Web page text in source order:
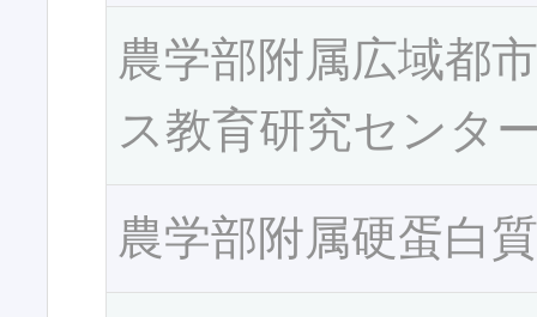
農学部附属広域都
ス教育研究センタ
農学部附属硬蛋白